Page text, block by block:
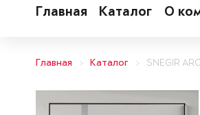
Главная Каталог О
Главная Каталог SNEGIR